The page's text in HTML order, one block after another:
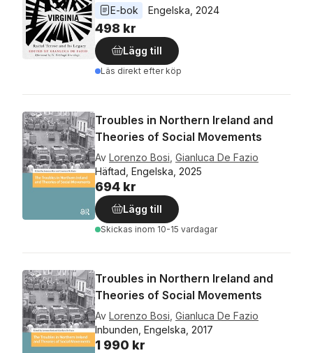
E-bok
Engelska 2024
498 kr
Lägg till
Läs direkt efter köp
Troubles in Northern Ireland and
Theories of Social Movements
Av Lorenzo Bosi Gianluca De Fazio
Häftad, Engelska, 2025
694 kr
Lägg till
Skickas inom 10-15 vardagar
Troubles in Northern Ireland and
Theories of Social Movements
Av Lorenzo Bosi Gianluca De Fazio
Inbunden, Engelska, 2017
1 990 kr